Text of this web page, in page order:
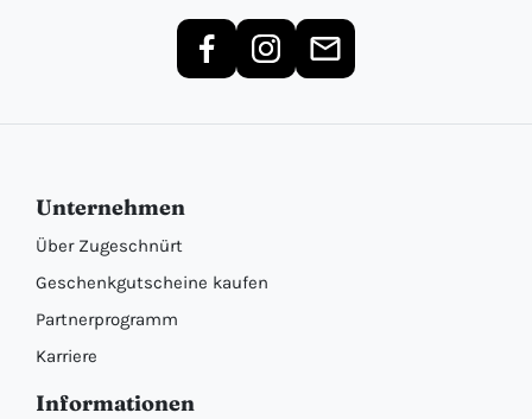
Unternehmen
Über Zugeschnürt
Geschenkgutscheine kaufen
Partnerprogramm
Karriere
Informationen